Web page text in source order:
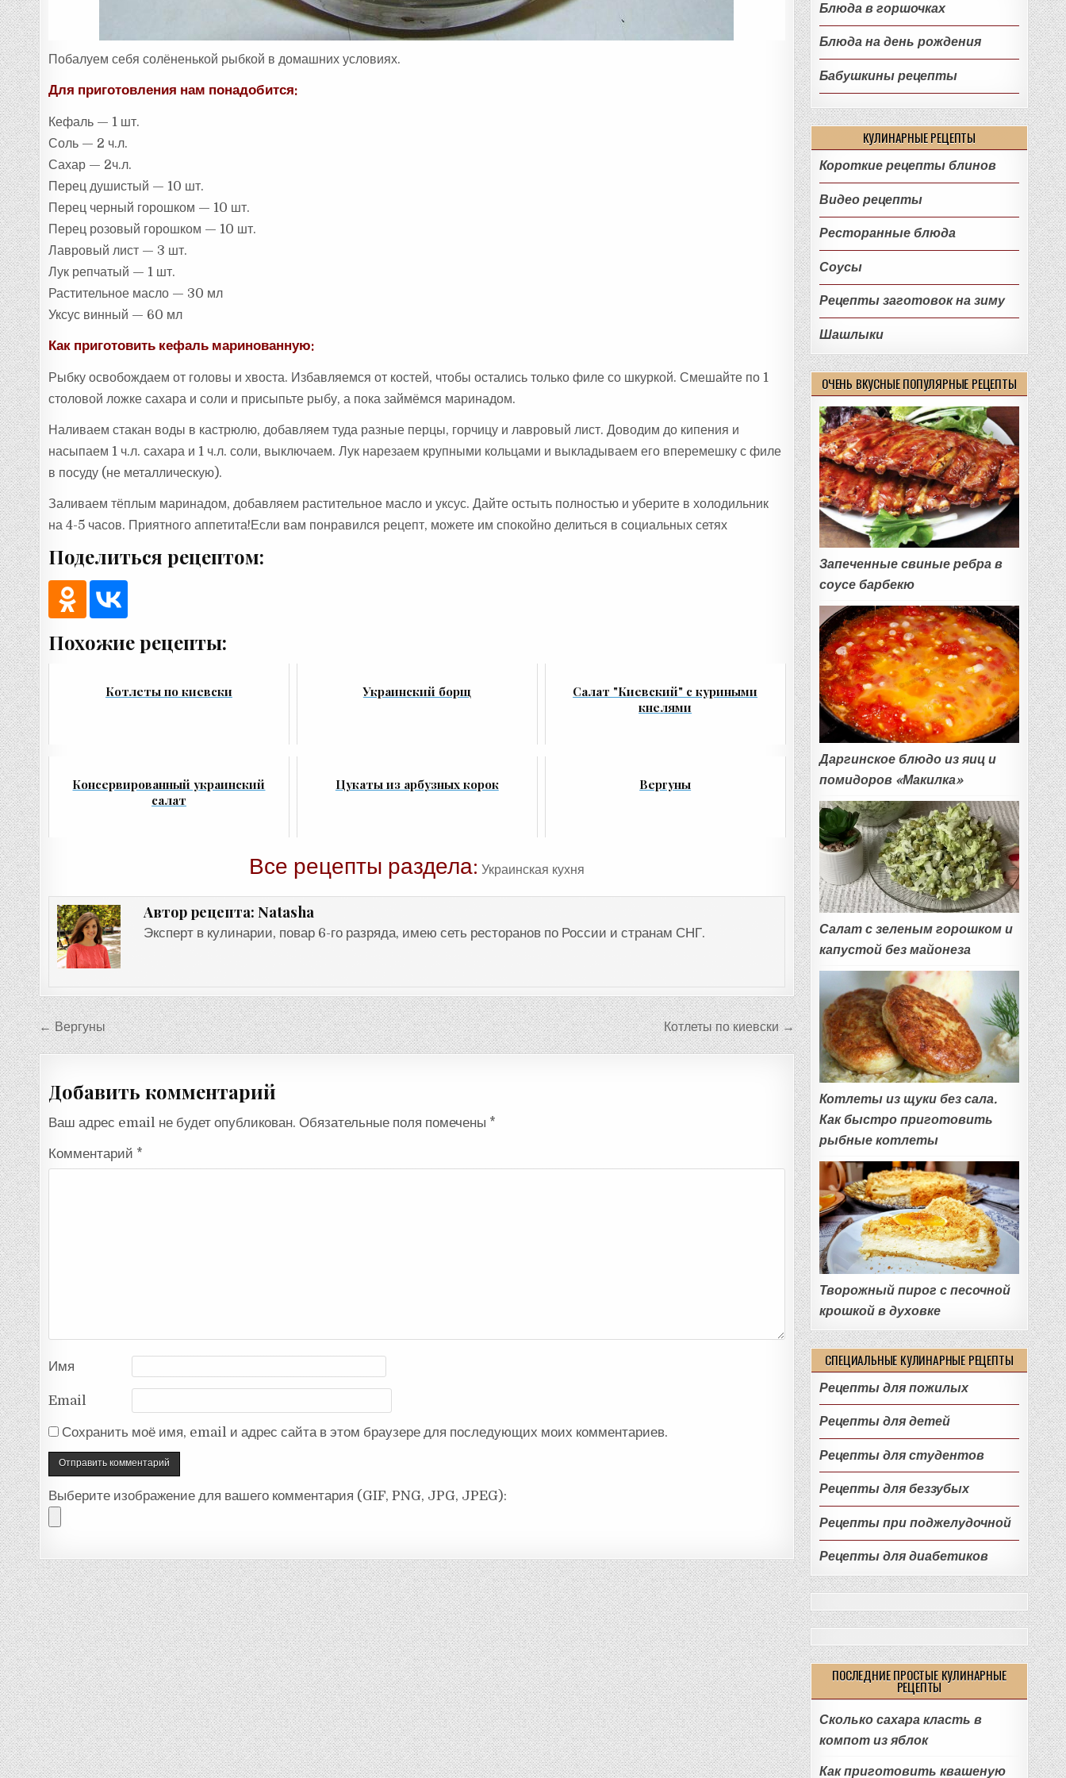
Побалуем себя солёненькой рыбкой в домашних условиях.
Для приготовления нам понадобится:
Кефаль — 1 шт.
Соль — 2 ч.л.
Сахар — 2ч.л.
Перец душистый — 10 шт.
Перец черный горошком — 10 шт.
Перец розовый горошком — 10 шт.
Лавровый лист — 3 шт.
Лук репчатый — 1 шт.
Растительное масло — 30 мл
Уксус винный — 60 мл
Как приготовить кефаль маринованную:
Рыбку освобождаем от головы и хвоста. Избавляемся от костей, чтобы остались только филе со шкуркой. Смешайте по 1
столовой ложке сахара и соли и присыпьте рыбу, а пока займёмся маринадом.
Наливаем стакан воды в кастрюлю, добавляем туда разные перцы, горчицу и лавровый лист. Доводим до кипения и
насыпаем 1 ч.л. сахара и 1 ч.л. соли, выключаем. Лук нарезаем крупными кольцами и выкладываем его вперемешку с филе
в посуду (не металлическую).
Заливаем тёплым маринадом, добавляем растительное масло и уксус. Дайте остыть полностью и уберите в холодильник
на 4-5 часов. Приятного аппетита!Если вам понравился рецепт, можете им спокойно делиться в социальных сетях
Поделиться рецептом:
Похожие рецепты:
Котлеты по киевски Украинский борщ
Салат "Киевский" с куриными
кнелями
Консервированный украинский
салат
Цукаты из арбузных корок Вергуны
Все рецепты раздела: Украинская кухня
Автор рецепта: Natasha
Эксперт в кулинарии, повар 6-го разряда, имею сеть ресторанов по России и странам СНГ.
Навигация
по
записям
← Вергуны Котлеты по киевски →
Добавить комментарий
Ваш адрес email не будет опубликован. Обязательные поля помечены *
Комментарий *
Имя
Email
Сохранить моё имя, email и адрес сайта в этом браузере для последующих моих комментариев.
Выберите изображение для вашего комментария (GIF, PNG, JPG, JPEG):
Блюда в горшочках
Блюда на день рождения
Бабушкины рецепты
КУЛИНАРНЫЕ РЕЦЕПТЫ
Короткие рецепты блинов
Видео рецепты
Ресторанные блюда
Соусы
Рецепты заготовок на зиму
Шашлыки
ОЧЕНЬ ВКУСНЫЕ ПОПУЛЯРНЫЕ РЕЦЕПТЫ
Запеченные свиные ребра в
соусе барбекю
Даргинское блюдо из яиц и
помидоров «Макилка»
Салат с зеленым горошком и
капустой без майонеза
Котлеты из щуки без сала.
Как быстро приготовить
рыбные котлеты
Творожный пирог с песочной
крошкой в духовке
СПЕЦИАЛЬНЫЕ КУЛИНАРНЫЕ РЕЦЕПТЫ
Рецепты для пожилых
Рецепты для детей
Рецепты для студентов
Рецепты для беззубых
Рецепты при поджелудочной
Рецепты для диабетиков
ПОСЛЕДНИЕ ПРОСТЫЕ КУЛИНАРНЫЕ
РЕЦЕПТЫ
Сколько сахара класть в
компот из яблок
Как приготовить квашеную